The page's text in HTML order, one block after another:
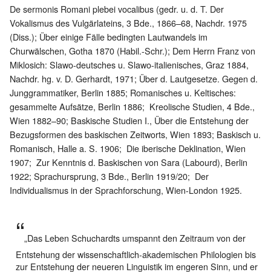
De sermonis Romani plebei vocalibus (gedr. u. d. T. Der
Vokalismus des Vulgärlateins, 3 Bde., 1866–68, Nachdr. 1975
(Diss.); Über einige Fälle bedingten Lautwandels im
Churwälschen, Gotha 1870 (Habil.-Schr.); Dem Herrn Franz von
Miklosich: Slawo-deutsches u. Slawo-italienisches, Graz 1884,
Nachdr. hg. v. D. Gerhardt, 1971; Über d. Lautgesetze. Gegen d.
Junggrammatiker, Berlin 1885; Romanisches u. Keltisches:
gesammelte Aufsätze, Berlin 1886; Kreolische Studien, 4 Bde.,
Wien 1882–90; Baskische Studien I., Über die Entstehung der
Bezugsformen des baskischen Zeitworts, Wien 1893; Baskisch u.
Romanisch, Halle a. S. 1906; Die iberische Deklination, Wien
1907; Zur Kenntnis d. Baskischen von Sara (Labourd), Berlin
1922; Sprachursprung, 3 Bde., Berlin 1919/20; Der
Individualismus in der Sprachforschung, Wien-London 1925.
„Das Leben Schuchardts umspannt den Zeitraum von der
Entstehung der wissenschaftlich-akademischen Philologien bis
zur Entstehung der neueren Linguistik im engeren Sinn, und er